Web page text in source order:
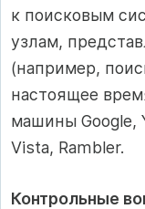
к поисковым
узлам,
(например,
настоящее
машины Google,
Vista, Rambler.
Контрольные